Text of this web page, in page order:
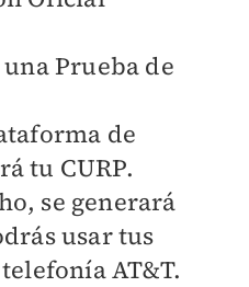
Prueba de
de
tu CURP.
se generará
usar tus
AT&T.